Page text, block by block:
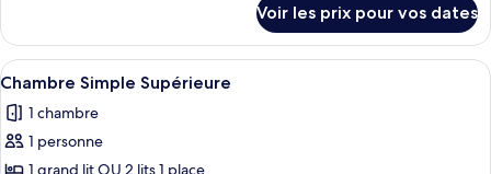
Chambre
Double
Standard
pour
personne
le
type
de
Chambre
Double
Voir les prix pour vos dates
Afficher
toutes
les
photos
Couette en duvet d'oie, minibar,
6
Chambre Simple Supérieure
1 chambre
1 personne
1 grand lit OU 2 lits 1 place